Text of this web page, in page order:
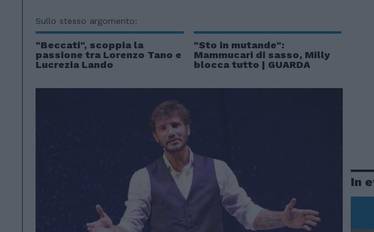
Sullo stesso argomento:
"Beccati", scoppia la
passione tra Lorenzo Tano e
Lucrezia Lando
"Sto in mutande":
Mammucari di sasso, Milly
blocca tutto | GUARDA
In